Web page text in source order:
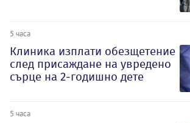
5 часа
Клиника изплати обезщетение
след присаждане на увредено
сърце на 2-годишно дете
5 часа